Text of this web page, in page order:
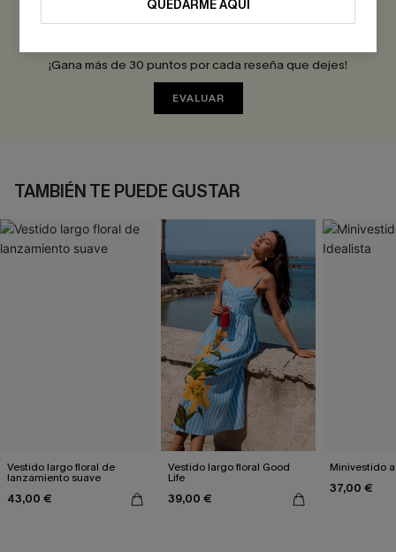
¡Gana más de 30 puntos por cada reseña que dejes!
EVALUAR
TAMBIÉN TE PUEDE GUSTAR
Vestido largo floral de
lanzamiento suave
43,00 €
Vestido largo floral Good
Life
39,00 €
Minivestido
37,00 €
QUEDARME AQUÍ